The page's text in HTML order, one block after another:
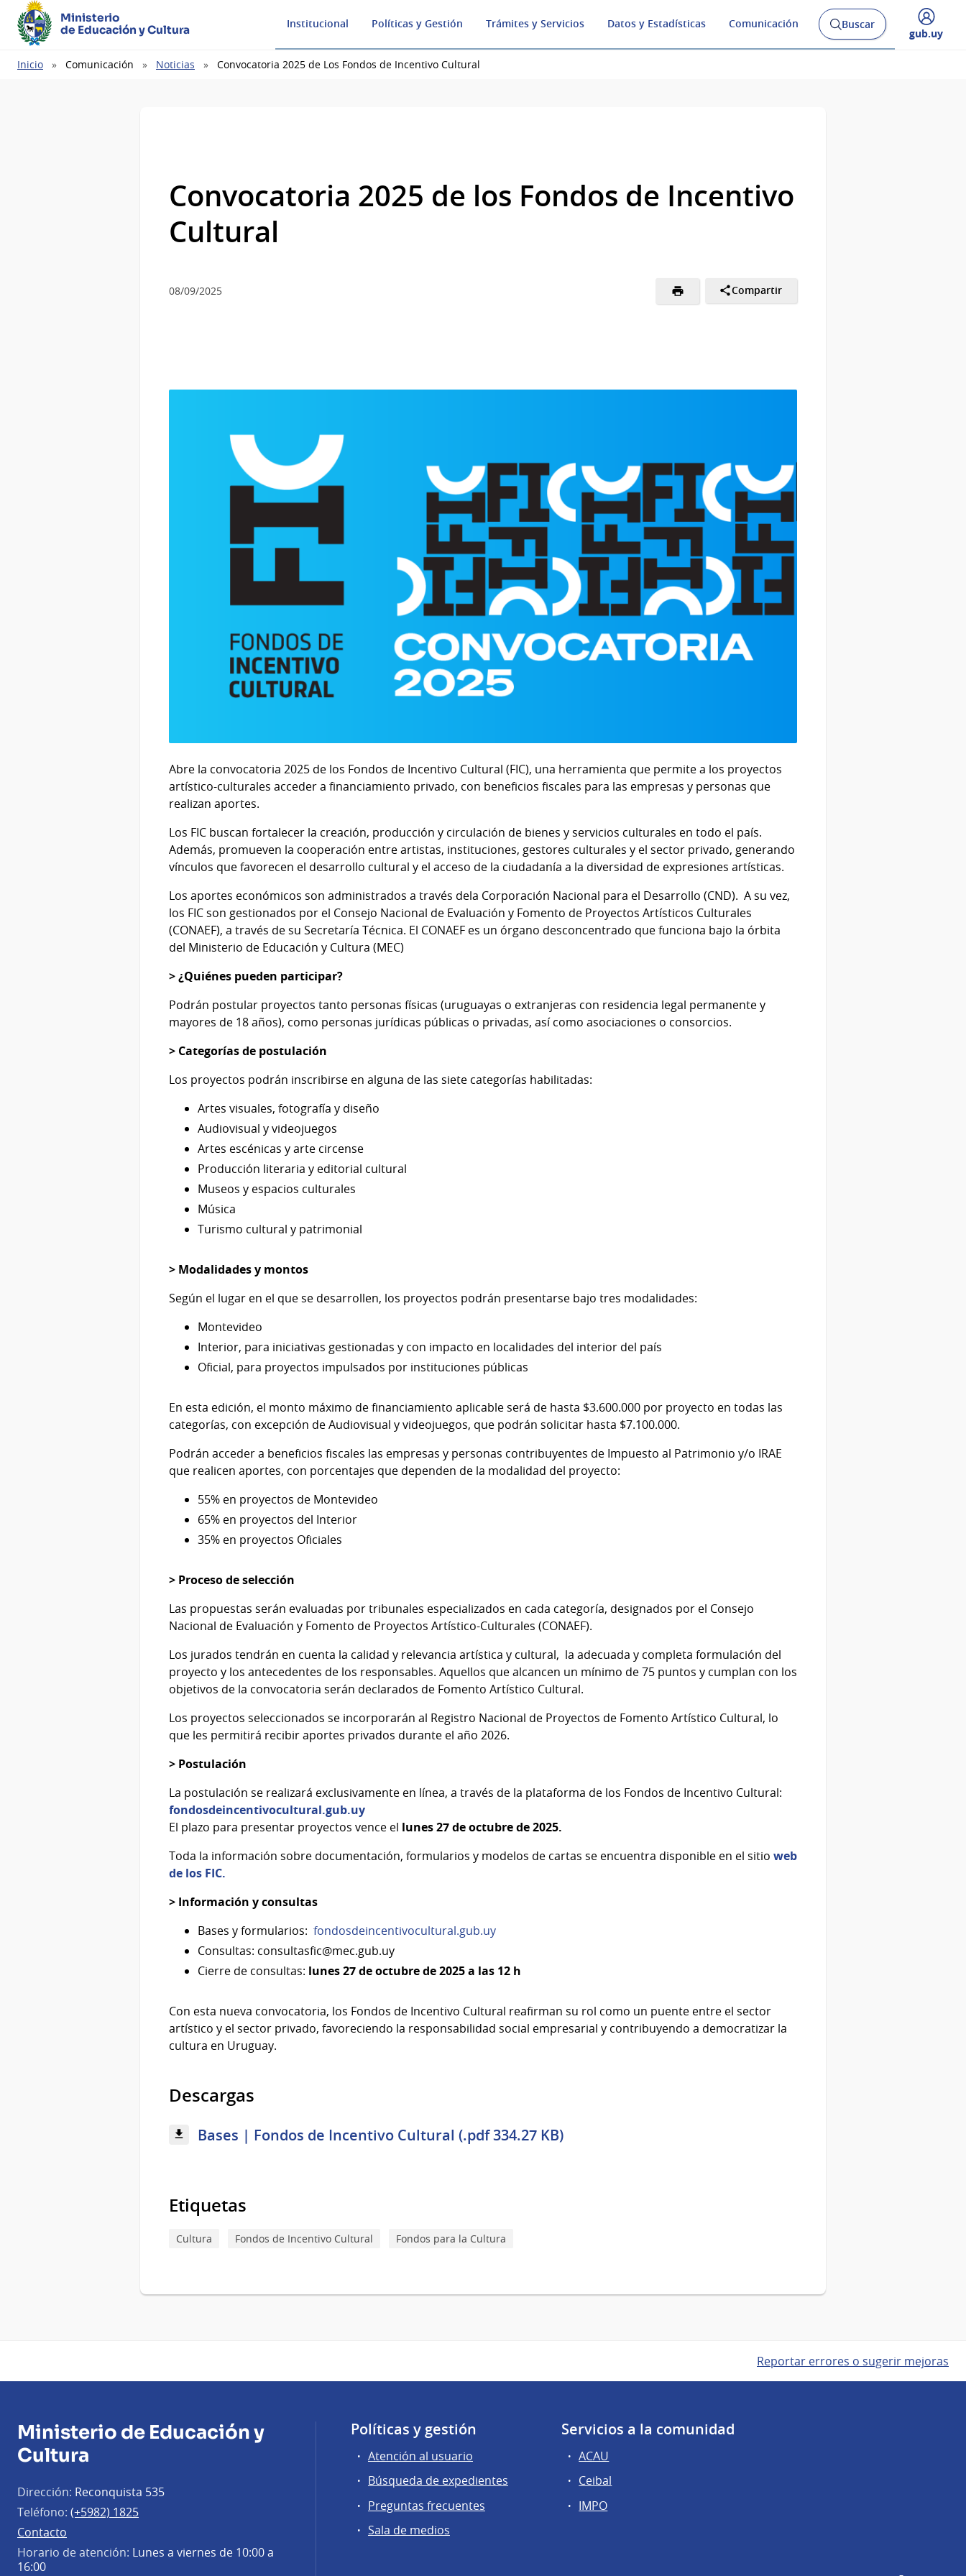
Ministerio
de Educación y Cultura
Institucional Políticas y Gestión Trámites y Servicios Datos y Estadísticas Comunicación
Abrir
buscador
Buscar
Desplegar
gub.uy
Ruta
Inicio Comunicación Noticias Convocatoria 2025 de Los Fondos de Incentivo Cultural
Convocatoria 2025 de los Fondos de Incentivo
Cultural
08/09/2025 Compartir
Abre la convocatoria 2025 de los Fondos de Incentivo Cultural (FIC), una herramienta que permite a los proyectos
artístico-culturales acceder a financiamiento privado, con beneficios fiscales para las empresas y personas que
realizan aportes.
Los FIC buscan fortalecer la creación, producción y circulación de bienes y servicios culturales en todo el país.
Además, promueven la cooperación entre artistas, instituciones, gestores culturales y el sector privado, generando
vínculos que favorecen el desarrollo cultural y el acceso de la ciudadanía a la diversidad de expresiones artísticas.
Los aportes económicos son administrados a través dela Corporación Nacional para el Desarrollo (CND). A su vez,
los FIC son gestionados por el Consejo Nacional de Evaluación y Fomento de Proyectos Artísticos Culturales
(CONAEF), a través de su Secretaría Técnica. El CONAEF es un órgano desconcentrado que funciona bajo la órbita
del Ministerio de Educación y Cultura (MEC)
> ¿Quiénes pueden participar?
Podrán postular proyectos tanto personas físicas (uruguayas o extranjeras con residencia legal permanente y
mayores de 18 años), como personas jurídicas públicas o privadas, así como asociaciones o consorcios.
> Categorías de postulación
Los proyectos podrán inscribirse en alguna de las siete categorías habilitadas:
Artes visuales, fotografía y diseño
Audiovisual y videojuegos
Artes escénicas y arte circense
Producción literaria y editorial cultural
Museos y espacios culturales
Música
Turismo cultural y patrimonial
> Modalidades y montos
Según el lugar en el que se desarrollen, los proyectos podrán presentarse bajo tres modalidades:
Montevideo
Interior, para iniciativas gestionadas y con impacto en localidades del interior del país
Oficial, para proyectos impulsados por instituciones públicas
En esta edición, el monto máximo de financiamiento aplicable será de hasta $3.600.000 por proyecto en todas las
categorías, con excepción de Audiovisual y videojuegos, que podrán solicitar hasta $7.100.000.
Podrán acceder a beneficios fiscales las empresas y personas contribuyentes de Impuesto al Patrimonio y/o IRAE
que realicen aportes, con porcentajes que dependen de la modalidad del proyecto:
55% en proyectos de Montevideo
65% en proyectos del Interior
35% en proyectos Oficiales
> Proceso de selección
Las propuestas serán evaluadas por tribunales especializados en cada categoría, designados por el Consejo
Nacional de Evaluación y Fomento de Proyectos Artístico-Culturales (CONAEF).
Los jurados tendrán en cuenta la calidad y relevancia artística y cultural, la adecuada y completa formulación del
proyecto y los antecedentes de los responsables. Aquellos que alcancen un mínimo de 75 puntos y cumplan con los
objetivos de la convocatoria serán declarados de Fomento Artístico Cultural.
Los proyectos seleccionados se incorporarán al Registro Nacional de Proyectos de Fomento Artístico Cultural, lo
que les permitirá recibir aportes privados durante el año 2026.
> Postulación
La postulación se realizará exclusivamente en línea, a través de la plataforma de los Fondos de Incentivo Cultural:
fondosdeincentivocultural.gub.uy
El plazo para presentar proyectos vence el lunes 27 de octubre de 2025.
Toda la información sobre documentación, formularios y modelos de cartas se encuentra disponible en el sitio web
de los FIC.
> Información y consultas
Bases y formularios: fondosdeincentivocultural.gub.uy
Consultas: consultasfic@mec.gub.uy
Cierre de consultas: lunes 27 de octubre de 2025 a las 12 h
Con esta nueva convocatoria, los Fondos de Incentivo Cultural reafirman su rol como un puente entre el sector
artístico y el sector privado, favoreciendo la responsabilidad social empresarial y contribuyendo a democratizar la
cultura en Uruguay.
Descargas
Bases | Fondos de Incentivo Cultural (.pdf 334.27 KB)
Etiquetas
Cultura Fondos de Incentivo Cultural Fondos para la Cultura
Reportar errores o sugerir mejoras
Ministerio de Educación y
Cultura
Dirección: Reconquista 535
Teléfono: (+5982) 1825
Contacto
Horario de atención: Lunes a viernes de 10:00 a
16:00
Políticas y gestión
Atención al usuario
Búsqueda de expedientes
Preguntas frecuentes
Sala de medios
Servicios a la comunidad
ACAU
Ceibal
IMPO